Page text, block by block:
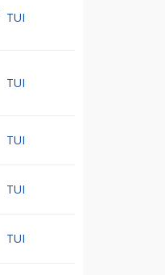
TUI
TUI
TUI
TUI
TUI